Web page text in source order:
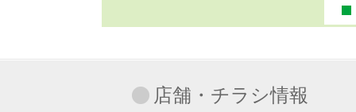
店舗・チラシ情報